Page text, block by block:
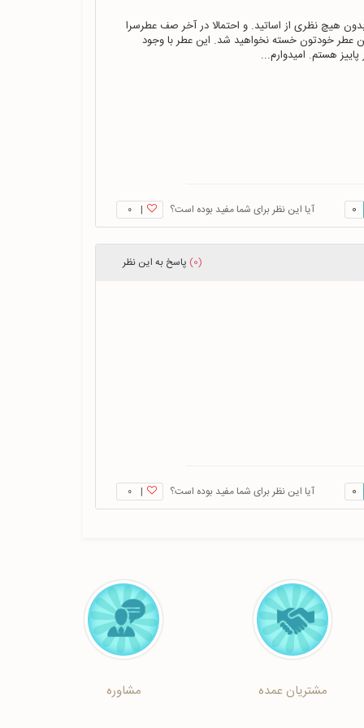
پاییز هستم. امیدوارم...
آیا این نظر برای شما مفید بوده است؟ | ۰ 0
(0) پاسخ به این نظر
آیا این نظر برای شما مفید بوده است؟ | ۰ 0
مشتریان عمده مشاوره